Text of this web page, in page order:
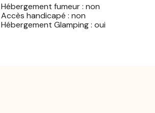
Hébergement fumeur : non
Accès handicapé : non
Hébergement Glamping : oui